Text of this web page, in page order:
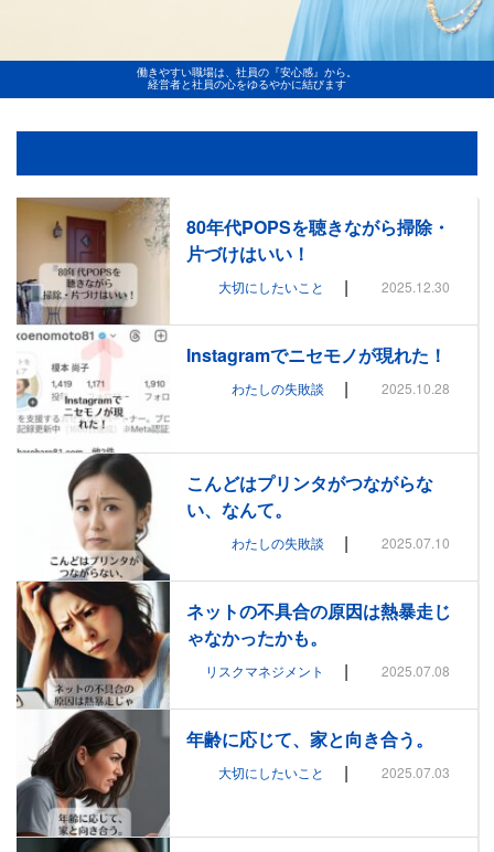
働きやすい職場は、社員の『安心感』から。
経営者と社員の心をゆるやかに結びます
80年代POPSを聴きながら掃除・
片づけはいい！
大切にしたいこと | 2025.12.30
Instagramでニセモノが現れた！
わたしの失敗談 | 2025.10.28
こんどはプリンタがつながらな
い、なんて。
わたしの失敗談 | 2025.07.10
ネットの不具合の原因は熱暴走じ
ゃなかったかも。
リスクマネジメント | 2025.07.08
年齢に応じて、家と向き合う。
大切にしたいこと | 2025.07.03